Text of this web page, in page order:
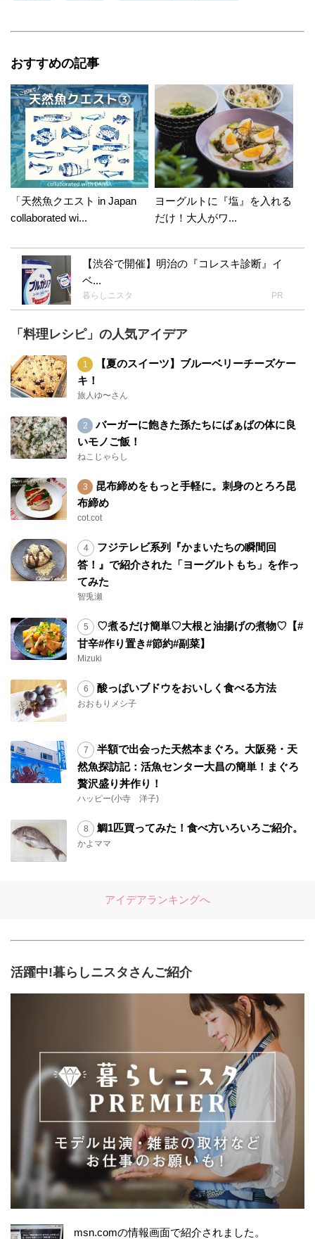
おすすめの記事
「天然魚クエスト in Japan
collaborated wi...
ヨーグルトに『塩』を入れる
だけ！大人がワ...
【渋谷で開催】明治の『コレスキ診断』イ
ベ...
暮らしニスタ PR
「料理レシピ」の人気アイデア
【夏のスイーツ】ブルーベリーチーズケー
キ！
旅人ゆ〜さん
バーガーに飽きた孫たちにばぁばの体に良
いモノご飯！
ねこじゃらし
昆布締めをもっと手軽に。刺身のとろろ昆
布締め
cot.cot
フジテレビ系列『かまいたちの瞬間回
答！』で紹介された「ヨーグルトもち」を作っ
てみた
智兎瀬
♡煮るだけ簡単♡大根と油揚げの煮物♡【#
甘辛#作り置き#節約#副菜】
Mizuki
酸っぱいブドウをおいしく食べる方法
おおもりメシ子
半額で出会った天然本まぐろ。大阪発・天
然魚探訪記：活魚センター大昌の簡単！まぐろ
贅沢盛り丼作り！
ハッピー(小寺 洋子)
鯛1匹買ってみた！食べ方いろいろご紹介。
かよママ
アイデアランキングへ
活躍中!暮らしニスタさんご紹介
msn.comの情報画面で紹介されました。